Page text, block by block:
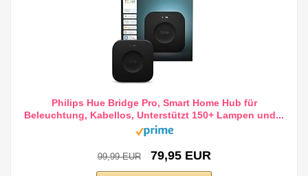
Philips Hue Bridge Pro, Smart Home Hub für
Beleuchtung, Kabellos, Unterstützt 150+ Lampen und...
99,99 EUR 79,95 EUR